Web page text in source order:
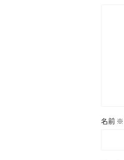
名前 ※